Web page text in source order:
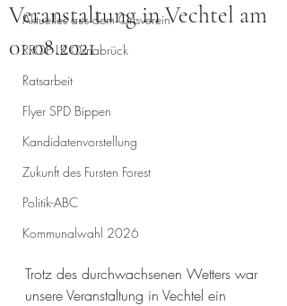
Aktuelles aus dem Ortsverein
RROP LK Osnabrück
Ratsarbeit
Flyer SPD Bippen
Kandidatenvorstellung
Zukunft des Fursten Forest
Politik-ABC
Kommunalwahl 2026
Veranstaltung in Vechtel am
01.08.2021
Trotz des durchwachsenen Wetters war
unsere Veranstaltung in Vechtel ein